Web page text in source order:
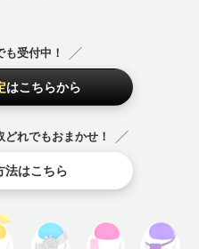
受付中！
はこちらから
れでもおまかせ！
法はこちら